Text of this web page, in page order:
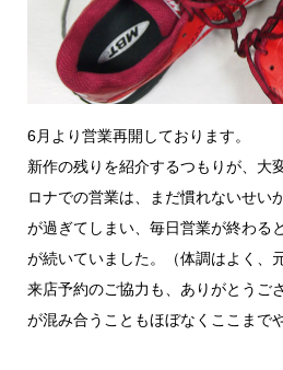
6月より営業再開しております。
新作の残りを紹介するつもりが、大
ロナでの営業は、まだ慣れないせい
が過ぎてしまい、毎日営業が終わる
が続いていました。（体調はよく、
来店予約のご協力も、ありがとうご
が混み合うこともほぼなくここまで